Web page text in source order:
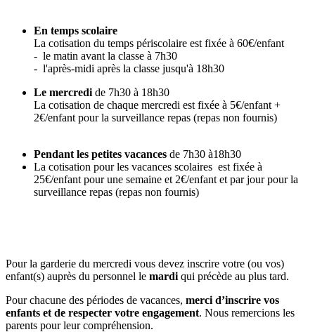
En temps scolaire
La cotisation du temps périscolaire est fixée à 60€/enfant
- le matin avant la classe à 7h30
- l'après-midi après la classe jusqu'à 18h30
Le mercredi de 7h30 à 18h30
La cotisation de chaque mercredi est fixée à 5€/enfant +
2€/enfant pour la surveillance repas (repas non fournis)
Pendant les petites vacances de 7h30 à18h30
La cotisation pour les vacances scolaires est fixée à
25€/enfant pour une semaine et 2€/enfant et par jour pour la
surveillance repas (repas non fournis)
Pour la garderie du mercredi vous devez inscrire votre (ou vos)
enfant(s) auprès du personnel le mardi qui précède au plus tard.
Pour chacune des périodes de vacances, merci d’inscrire vos
enfants et de respecter votre engagement. Nous remercions les
parents pour leur compréhension.